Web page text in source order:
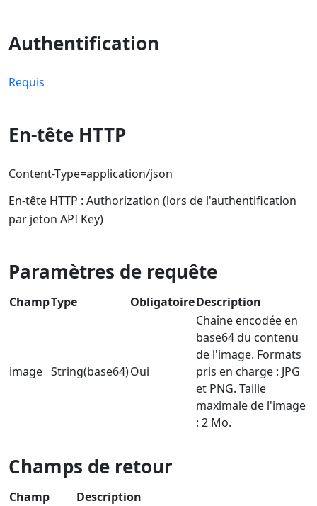
Authentification
Requis
En-tête HTTP
Content-Type=application/json
En-tête HTTP : Authorization (lors de l'authentification
par jeton API Key)
Paramètres de requête
ChampType ObligatoireDescription
image String(base64)Oui
Chaîne encodée en
base64 du contenu
de l'image. Formats
pris en charge : JPG
et PNG. Taille
maximale de l'image
: 2 Mo.
Champs de retour
Champ
Description